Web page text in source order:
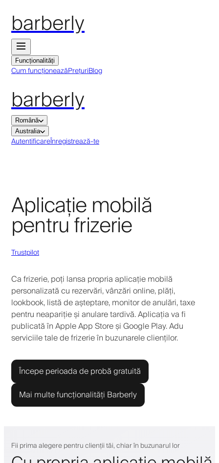
barberly
Funcționalități
Cum funcționeazăPrețuriBlog
barberly
Română
Australia
AutentificareÎnregistrează-te
Aplicație mobilă
pentru frizerie
Trustpilot
Ca frizerie, poți lansa propria aplicație mobilă
personalizată cu rezervări, vânzări online, plăți,
lookbook, listă de așteptare, monitor de anulări, taxe
pentru neapariție și anulare tardivă. Aplicația va fi
publicată în Apple App Store și Google Play. Adu
serviciile tale de frizerie în buzunarele clienților.
Începe perioada de probă gratuită
Mai multe funcționalități Barberly
Fii prima alegere pentru clienții tăi, chiar în buzunarul lor